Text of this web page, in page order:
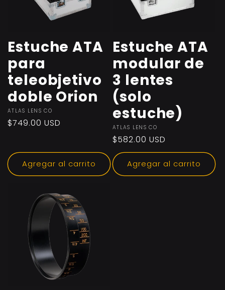
Estuche ATA
para
teleobjetivo
doble Orion
Proveedor:
ATLAS LENS CO
Precio
$749.00 USD
Agregar al carrito
Estuche ATA
modular de
3 lentes
(solo
estuche)
Proveedor:
ATLAS LENS CO
Precio
habitual
$582.00 USD
Agregar al carrito